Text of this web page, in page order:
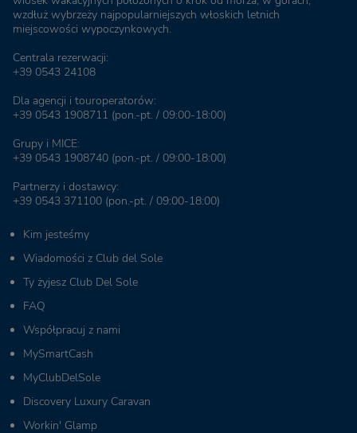
wzdłuż wybrzeży najpopularniejszych włoskich letnich
miejscowości wypoczynkowych.
Centrala rezerwacji:
+39 0543 24108
Dla agencji i touroperatorów:
+39 0543 1908711 (pon.-pt. / 09:00-18:00)
Grupy i MICE:
+39 0543 1908740 (pon.-pt. / 09:00-18:00)
Partnerzy i dostawcy:
+39 0543 371100 (pon.-pt. / 09:00-18:00)
Kim jesteśmy
Wiadomości z Club del Sole
Ty żyjesz Club Del Sole
FAQ
Współpracuj z nami
MySmartCash
MyClubDelSole
Discovery Luxury Caravan
Workin' Glamp